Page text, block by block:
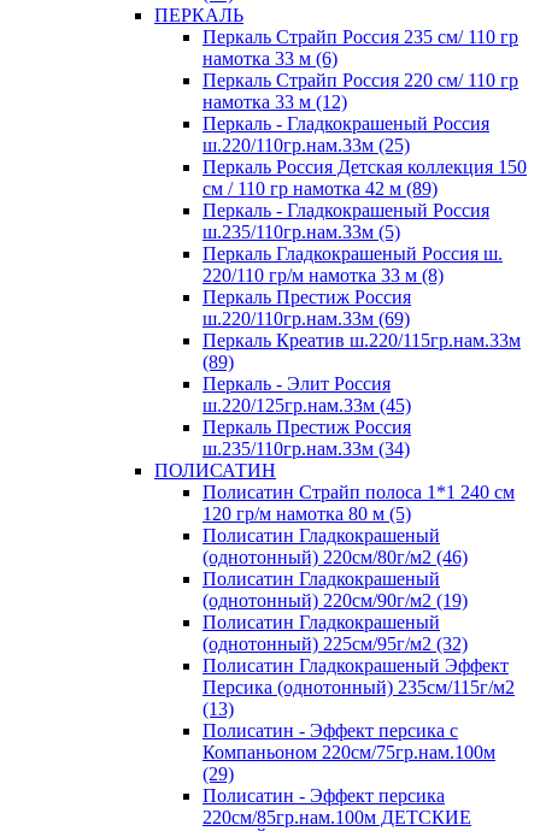
ПЕРКАЛЬ
Перкаль Страйп Россия 235 см/ 110 гр
намотка 33 м (6)
Перкаль Страйп Россия 220 см/ 110 гр
намотка 33 м (12)
Перкаль - Гладкокрашеный Россия
ш.220/110гр.нам.33м (25)
Перкаль Россия Детская коллекция 150
см / 110 гр намотка 42 м (89)
Перкаль - Гладкокрашеный Россия
ш.235/110гр.нам.33м (5)
Перкаль Гладкокрашеный Россия ш.
220/110 гр/м намотка 33 м (8)
Перкаль Престиж Россия
ш.220/110гр.нам.33м (69)
Перкаль Креатив ш.220/115гр.нам.33м
(89)
Перкаль - Элит Россия
ш.220/125гр.нам.33м (45)
Перкаль Престиж Россия
ш.235/110гр.нам.33м (34)
ПОЛИСАТИН
Полисатин Страйп полоса 1*1 240 см
120 гр/м намотка 80 м (5)
Полисатин Гладкокрашеный
(однотонный) 220см/80г/м2 (46)
Полисатин Гладкокрашеный
(однотонный) 220см/90г/м2 (19)
Полисатин Гладкокрашеный
(однотонный) 225см/95г/м2 (32)
Полисатин Гладкокрашеный Эффект
Персика (однотонный) 235см/115г/м2
(13)
Полисатин - Эффект персика с
Компаньоном 220см/75гр.нам.100м
(29)
Полисатин - Эффект персика
220см/85гр.нам.100м ДЕТСКИЕ